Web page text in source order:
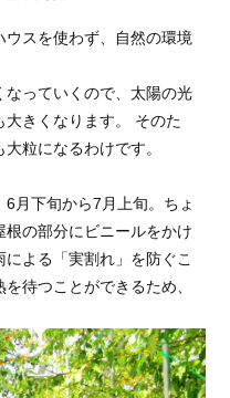
ウスを使わず、自然の環境
なっていくので、太陽の光
きくなります。 そのた
粒になるわけです。
月下旬から7月上旬。ちょ
の部分にビニールをかけ
よる「実割れ」を防ぐこ
待つことができるため、